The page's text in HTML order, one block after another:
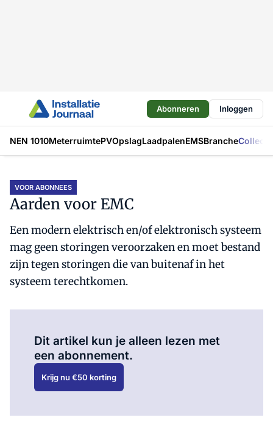
Abonneren Inloggen
NEN 1010MeterruimtePVOpslagLaadpalenEMSBranche
VOOR ABONNEES
Aarden voor EMC
Een modern elektrisch en/of elektronisch systeem
mag geen storingen veroorzaken en moet bestand
zijn tegen storingen die van buitenaf in het
systeem terechtkomen.
Dit artikel kun je alleen lezen met
een abonnement.
Krijg nu €50 korting